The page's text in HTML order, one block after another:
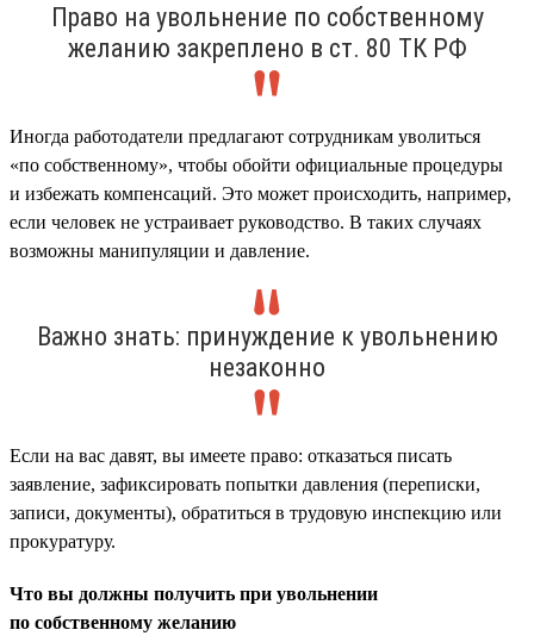
Право на увольнение по собственному
желанию закреплено в ст. 80 ТК РФ
Иногда работодатели предлагают сотрудникам уволиться
«по собственному», чтобы обойти официальные процедуры
и избежать компенсаций. Это может происходить, например,
если человек не устраивает руководство. В таких случаях
возможны манипуляции и давление.
Важно знать: принуждение к увольнению
незаконно
Если на вас давят, вы имеете право: отказаться писать
заявление, зафиксировать попытки давления (переписки,
записи, документы), обратиться в трудовую инспекцию или
прокуратуру.
Что вы должны получить при увольнении
по собственному желанию